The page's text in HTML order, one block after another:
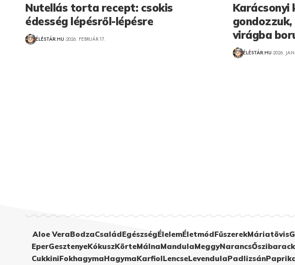
Nutellás torta recept: csokis
édesség lépésről-lépésre
ÉLÉSTÁR.HU 2026. FEBRUÁR 17.
Karácsonyi
gondozzuk,
virágba
ÉLÉSTÁR.HU 2026.
Aloe VeraBodzaCsaládEgészségÉlelemÉletmódFűszerekMáriatövis
EperGesztenyeKókuszKörteMálnaMandulaMeggyNarancsŐszibarack
CukkiniFokhagymaHagymaKarfiolLencseLevendulaPadlizsán